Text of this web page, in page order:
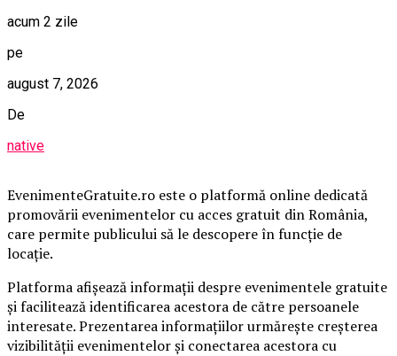
acum 2 zile
pe
august 7, 2026
De
native
EvenimenteGratuite.ro este o platformă online dedicată
promovării evenimentelor cu acces gratuit din România,
care permite publicului să le descopere în funcție de
locație.
Platforma afișează informații despre evenimentele gratuite
și facilitează identificarea acestora de către persoanele
interesate. Prezentarea informațiilor urmărește creșterea
vizibilității evenimentelor și conectarea acestora cu